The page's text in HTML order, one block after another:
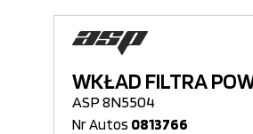
WKŁAD FILTRA
ASP 8N5504
Nr Autos 0813766